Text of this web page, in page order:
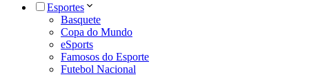
Esportes
Basquete
Copa do Mundo
eSports
Famosos do Esporte
Futebol Nacional